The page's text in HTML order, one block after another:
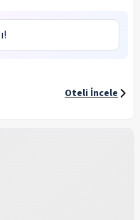
Oteli İncele